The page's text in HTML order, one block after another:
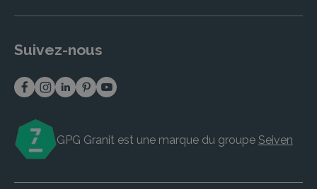
Suivez-nous
GPG Granit est une marque du groupe Seiven